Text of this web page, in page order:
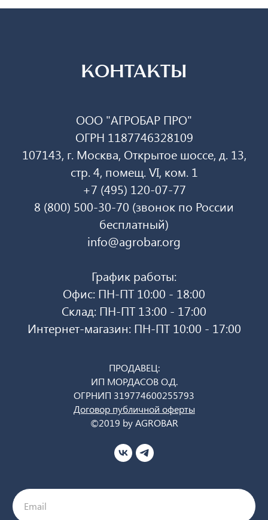
КОНТАКТЫ
ООО "АГРОБАР ПРО"
ОГРН 1187746328109
107143, г. Москва, Открытое шоссе, д. 13,
стр. 4, помещ. VI, ком. 1
+7 (495) 120-07-77
8 (800) 500-30-70 (звонок по России
бесплатный)
info@agrobar.org
График работы:
Офис: ПН-ПТ 10:00 - 18:00
Склад: ПН-ПТ 13:00 - 17:00
Интернет-магазин: ПН-ПТ 10:00 - 17:00
ПРОДАВЕЦ:
ИП МОРДАСОВ О.Д.
ОГРНИП 319774600255793
Договор публичной оферты
©2019 by AGROBAR
Email